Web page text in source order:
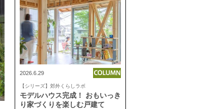
2026.6.29
【シリーズ】郊外くらしラボ
モデルハウス完成！ おもいっき
り家づくりを楽しむ戸建て